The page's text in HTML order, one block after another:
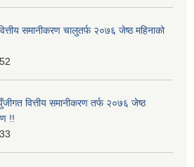
समानीकरण चालुतर्फ २०७६ जेष्ठ महिनाको
वित्तीय समानीकरण तर्फ २०७६ जेष्ठ
!!